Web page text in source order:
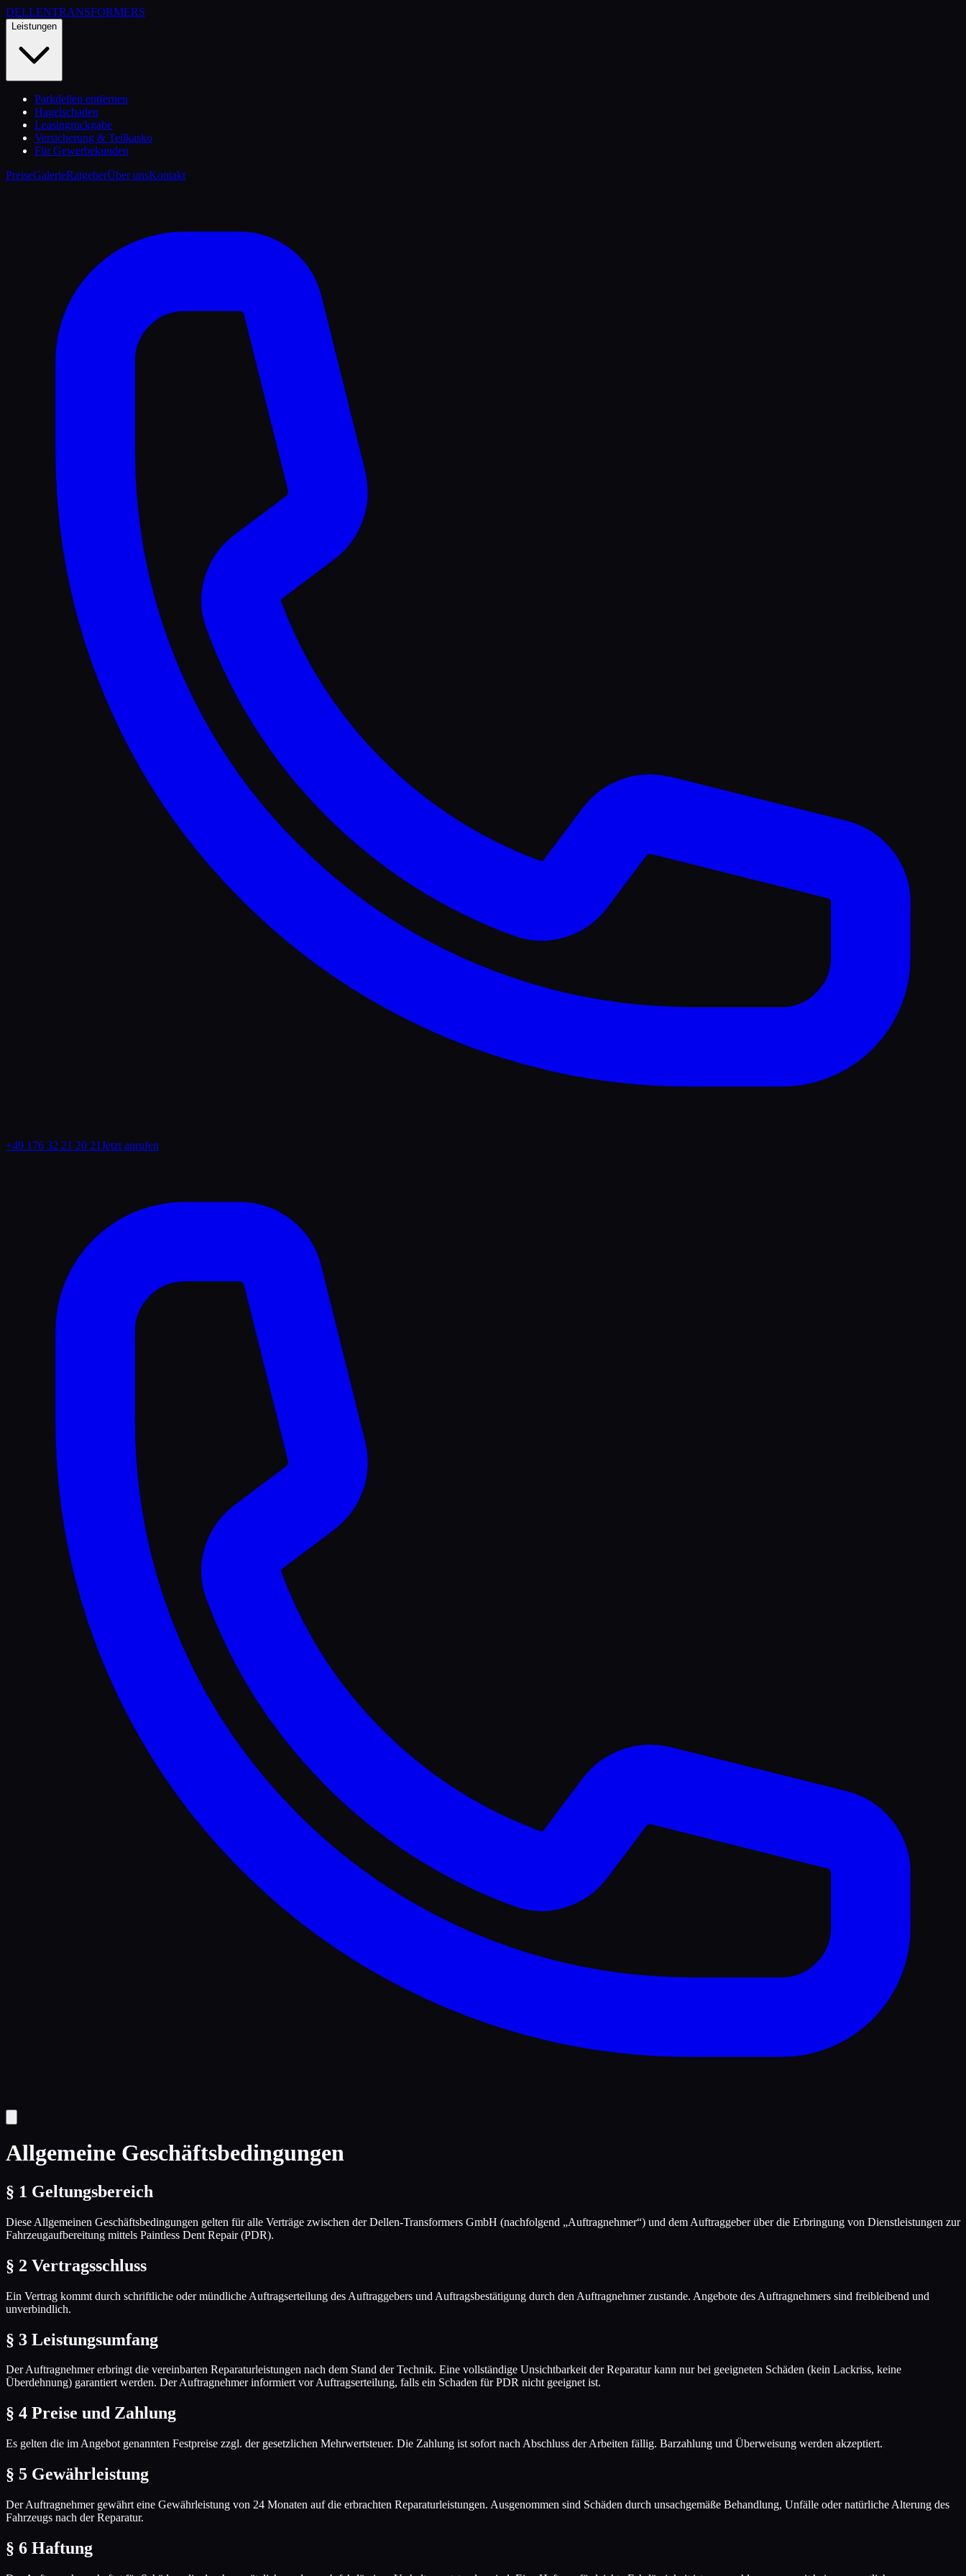
DELLENTRANSFORMERS
Leistungen
Parkdellen entfernen
Hagelschaden
Leasingrückgabe
Versicherung & Teilkasko
Für Gewerbekunden
PreiseGalerieRatgeberÜber unsKontakt
+49 176 32 21 20 21Jetzt anrufen
Allgemeine Geschäftsbedingungen
§ 1 Geltungsbereich
Diese Allgemeinen Geschäftsbedingungen gelten für alle Verträge zwischen der Dellen-Transformers GmbH (nachfolgend „Auftragnehmer“) und dem Auftraggeber über die Erbringung von Dienstleistungen zur
Fahrzeugaufbereitung mittels Paintless Dent Repair (PDR).
§ 2 Vertragsschluss
Ein Vertrag kommt durch schriftliche oder mündliche Auftragserteilung des Auftraggebers und Auftragsbestätigung durch den Auftragnehmer zustande. Angebote des Auftragnehmers sind freibleibend und
unverbindlich.
§ 3 Leistungsumfang
Der Auftragnehmer erbringt die vereinbarten Reparaturleistungen nach dem Stand der Technik. Eine vollständige Unsichtbarkeit der Reparatur kann nur bei geeigneten Schäden (kein Lackriss, keine
Überdehnung) garantiert werden. Der Auftragnehmer informiert vor Auftragserteilung, falls ein Schaden für PDR nicht geeignet ist.
§ 4 Preise und Zahlung
Es gelten die im Angebot genannten Festpreise zzgl. der gesetzlichen Mehrwertsteuer. Die Zahlung ist sofort nach Abschluss der Arbeiten fällig. Barzahlung und Überweisung werden akzeptiert.
§ 5 Gewährleistung
Der Auftragnehmer gewährt eine Gewährleistung von 24 Monaten auf die erbrachten Reparaturleistungen. Ausgenommen sind Schäden durch unsachgemäße Behandlung, Unfälle oder natürliche Alterung des
Fahrzeugs nach der Reparatur.
§ 6 Haftung